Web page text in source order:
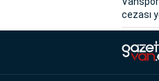
cezası